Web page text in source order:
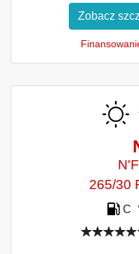
Zobacz
265/30
C